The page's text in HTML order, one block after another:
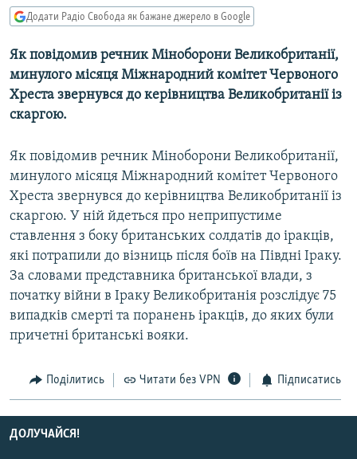
пошуку
УКРАЇНА
СВІТ
ТИ ЯК?
СХЕМИ
КИТАЙ.ВИКЛИКИ
МУЛЬТИМЕДІА
СПЕЦПРОЄКТИ
ПОДКАСТИ
РУС
УКР
КТАТ
Додати Радіо Свобода як бажане джерело в Google
Як повідомив речник Міноборони Великобританії,
минулого місяця Міжнародний комітет Червоного
Хреста звернувся до керівництва Великобританії із
скаргою.
Як повідомив речник Міноборони Великобританії,
минулого місяця Міжнародний комітет Червоного
Хреста звернувся до керівництва Великобританії із
скаргою. У ній йдеться про неприпустиме
ставлення з боку британських солдатів до іракців,
які потрапили до візниць після боїв на Півдні Іраку.
За словами представника британської влади, з
початку війни в Іраку Великобританія розслідує 75
випадків смерті та поранень іракців, до яких були
причетні британські вояки.
Поділитись Читати без VPN Підписатись
ДОЛУЧАЙСЯ!